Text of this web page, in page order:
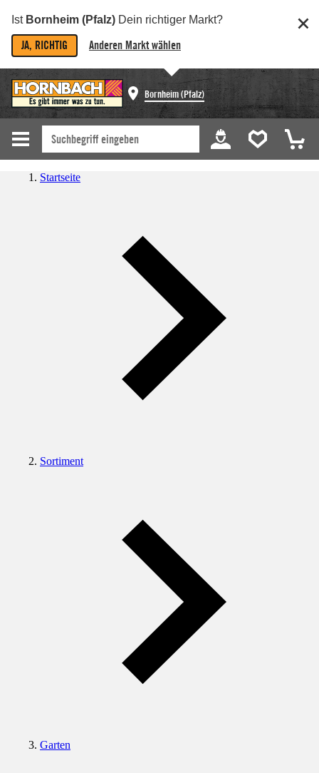
Ist Bornheim (Pfalz) Dein richtiger Markt?
JA, RICHTIG Anderen Markt wählen
Bornheim (Pfalz)
Startseite
Sortiment
Garten